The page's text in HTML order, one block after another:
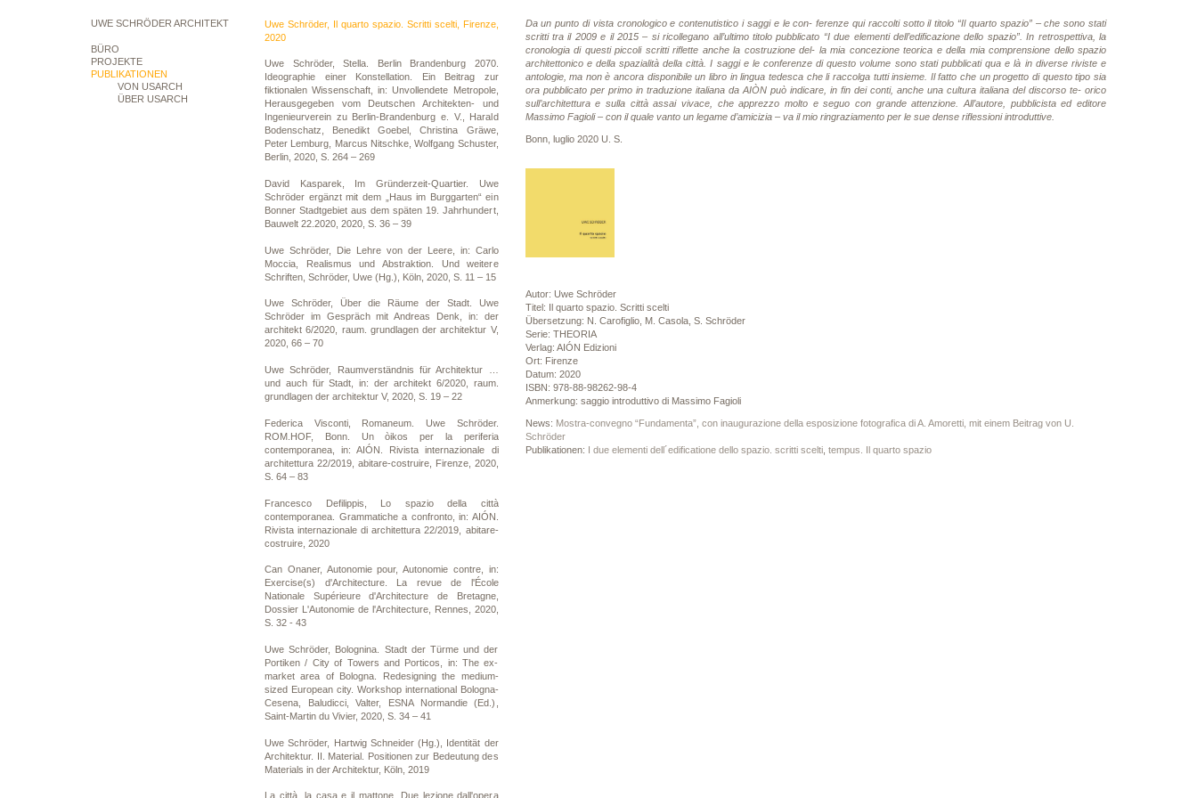
UWE SCHRÖDER ARCHITEKT
BÜRO
PROJEKTE
PUBLIKATIONEN
VON USARCH
ÜBER USARCH
Uwe Schröder, Il quarto spazio. Scritti scelti, Firenze,
2020
Uwe Schröder, Stella. Berlin Brandenburg 2070.
Ideographie einer Konstellation. Ein Beitrag zur
fiktionalen Wissenschaft, in: Unvollendete Metropole,
Herausgegeben vom Deutschen Architekten- und
Ingenieurverein zu Berlin-Brandenburg e. V., Harald
Bodenschatz, Benedikt Goebel, Christina Gräwe,
Peter Lemburg, Marcus Nitschke, Wolfgang Schuster,
Berlin, 2020, S. 264 – 269
David Kasparek, Im Gründerzeit-Quartier. Uwe
Schröder ergänzt mit dem „Haus im Burggarten“ ein
Bonner Stadtgebiet aus dem späten 19. Jahrhundert,
Bauwelt 22.2020, 2020, S. 36 – 39
Uwe Schröder, Die Lehre von der Leere, in: Carlo
Moccia, Realismus und Abstraktion. Und weitere
Schriften, Schröder, Uwe (Hg.), Köln, 2020, S. 11 – 15
Uwe Schröder, Über die Räume der Stadt. Uwe
Schröder im Gespräch mit Andreas Denk, in: der
architekt 6/2020, raum. grundlagen der architektur V,
2020, 66 – 70
Uwe Schröder, Raumverständnis für Architektur …
und auch für Stadt, in: der architekt 6/2020, raum.
grundlagen der architektur V, 2020, S. 19 – 22
Federica Visconti, Romaneum. Uwe Schröder.
ROM.HOF, Bonn. Un òikos per la periferia
contemporanea, in: AIÓN. Rivista internazionale di
architettura 22/2019, abitare-costruire, Firenze, 2020,
S. 64 – 83
Francesco Defilippis, Lo spazio della città
contemporanea. Grammatiche a confronto, in: AIÓN.
Rivista internazionale di architettura 22/2019, abitare-
costruire, 2020
Can Onaner, Autonomie pour, Autonomie contre, in:
Exercise(s) d'Architecture. La revue de l'École
Nationale Supérieure d'Architecture de Bretagne,
Dossier L'Autonomie de l'Architecture, Rennes, 2020,
S. 32 - 43
Uwe Schröder, Bolognina. Stadt der Türme und der
Portiken / City of Towers and Porticos, in: The ex-
market area of Bologna. Redesigning the medium-
sized European city. Workshop international Bologna-
Cesena, Baludicci, Valter, ESNA Normandie (Ed.),
Saint-Martin du Vivier, 2020, S. 34 – 41
Uwe Schröder, Hartwig Schneider (Hg.), Identität der
Architektur. II. Material. Positionen zur Bedeutung des
Materials in der Architektur, Köln, 2019
La città, la casa e il mattone. Due lezione dall'opera
Da un punto di vista cronologico e contenutistico i saggi e le con- ferenze qui raccolti sotto il titolo “Il quarto spazio” – che sono stati
scritti tra il 2009 e il 2015 – si ricollegano all’ultimo titolo pubblicato “I due elementi dell’edificazione dello spazio”. In retrospettiva, la
cronologia di questi piccoli scritti riflette anche la costruzione del- la mia concezione teorica e della mia comprensione dello spazio
architettonico e della spazialità della città. I saggi e le conferenze di questo volume sono stati pubblicati qua e là in diverse riviste e
antologie, ma non è ancora disponibile un libro in lingua tedesca che li raccolga tutti insieme. Il fatto che un progetto di questo tipo sia
ora pubblicato per primo in traduzione italiana da AIÒN può indicare, in fin dei conti, anche una cultura italiana del discorso te- orico
sull’architettura e sulla città assai vivace, che apprezzo molto e seguo con grande attenzione. All’autore, pubblicista ed editore
Massimo Fagioli – con il quale vanto un legame d’amicizia – va il mio ringraziamento per le sue dense riflessioni introduttive.
Bonn, luglio 2020 U. S.
Autor: Uwe Schröder
Titel: Il quarto spazio. Scritti scelti
Übersetzung: N. Carofiglio, M. Casola, S. Schröder
Serie: THEORIA
Verlag: AIÓN Edizioni
Ort: Firenze
Datum: 2020
ISBN: 978-88-98262-98-4
Anmerkung: saggio introduttivo di Massimo Fagioli
News: Mostra-convegno “Fundamenta”, con inaugurazione della esposizione fotografica di A. Amoretti, mit einem Beitrag von U.
Schröder
Publikationen: I due elementi dell´edificatione dello spazio. scritti scelti, tempus. Il quarto spazio